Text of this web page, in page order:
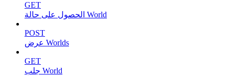
GET
الحصول على حالة World
POST
عرض Worlds
GET
جلب World